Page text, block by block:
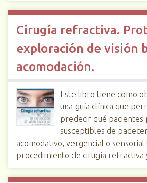
Cirugía refractiva.
exploración de visión
acomodación.
Este libro tiene como
una guía clínica que
predecir qué pacientes
susceptibles de
acomodativo, vergencial o sensorial
procedimiento de cirugía